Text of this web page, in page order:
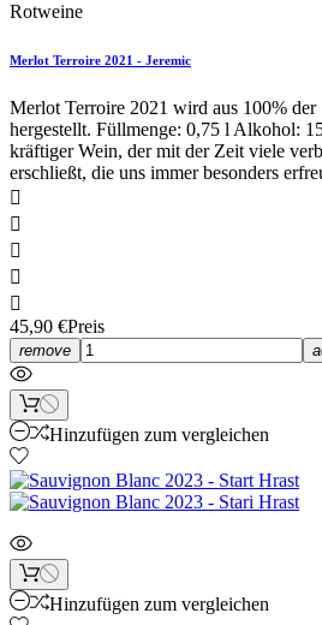
Rotweine
Merlot Terroire 2021 - Jeremic
Merlot Terroire 2021 wird aus 100%
hergestellt. Füllmenge: 0,75 l Alkohol:
kräftiger Wein, der mit der Zeit viele
erschließt, die uns immer besonders





45,90 €Preis
remove
Hinzufügen zum vergleichen
Hinzufügen zum vergleichen